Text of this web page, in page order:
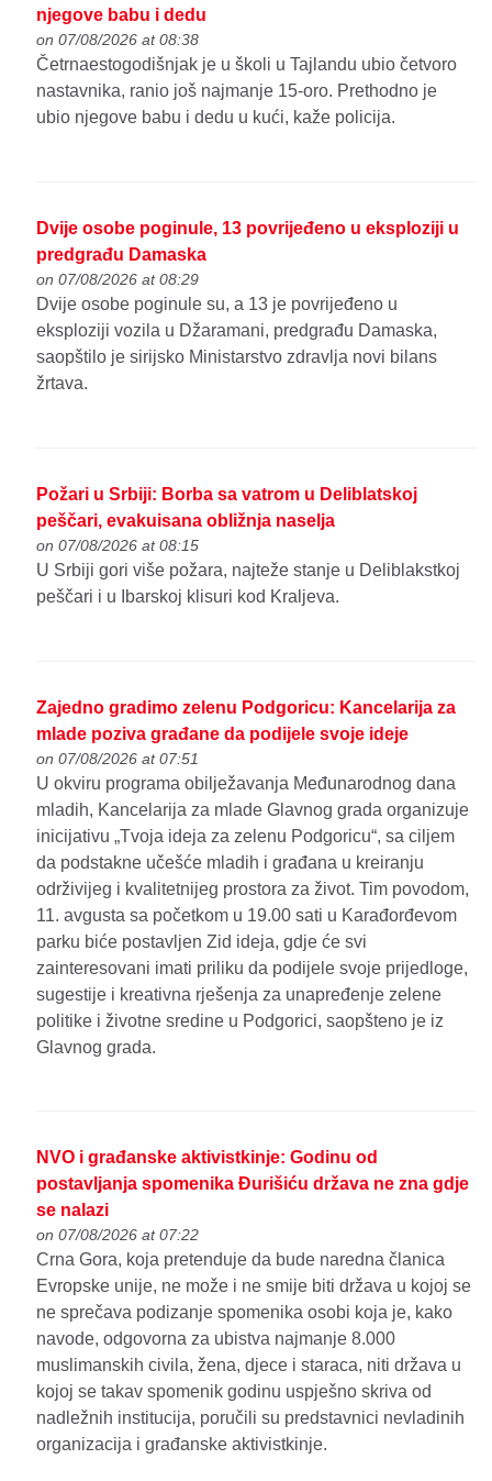
njegove babu i dedu
on 07/08/2026 at 08:38
Četrnaestogodišnjak je u školi u Tajlandu ubio četvoro
nastavnika, ranio još najmanje 15-oro. Prethodno je
ubio njegove babu i dedu u kući, kaže policija.
Dvije osobe poginule, 13 povrijeđeno u eksploziji u
predgrađu Damaska
on 07/08/2026 at 08:29
Dvije osobe poginule su, a 13 je povrijeđeno u
eksploziji vozila u Džaramani, predgrađu Damaska,
saopštilo je sirijsko Ministarstvo zdravlja novi bilans
žrtava.
Požari u Srbiji: Borba sa vatrom u Deliblatskoj
peščari, evakuisana obližnja naselja
on 07/08/2026 at 08:15
U Srbiji gori više požara, najteže stanje u Deliblakstkoj
peščari i u Ibarskoj klisuri kod Kraljeva.
Zajedno gradimo zelenu Podgoricu: Kancelarija za
mlade poziva građane da podijele svoje ideje
on 07/08/2026 at 07:51
U okviru programa obilježavanja Međunarodnog dana
mladih, Kancelarija za mlade Glavnog grada organizuje
inicijativu „Tvoja ideja za zelenu Podgoricu“, sa ciljem
da podstakne učešće mladih i građana u kreiranju
održivijeg i kvalitetnijeg prostora za život. Tim povodom,
11. avgusta sa početkom u 19.00 sati u Karađorđevom
parku biće postavljen Zid ideja, gdje će svi
zainteresovani imati priliku da podijele svoje prijedloge,
sugestije i kreativna rješenja za unapređenje zelene
politike i životne sredine u Podgorici, saopšteno je iz
Glavnog grada.
NVO i građanske aktivistkinje: Godinu od
postavljanja spomenika Đurišiću država ne zna gdje
se nalazi
on 07/08/2026 at 07:22
Crna Gora, koja pretenduje da bude naredna članica
Evropske unije, ne može i ne smije biti država u kojoj se
ne sprečava podizanje spomenika osobi koja je, kako
navode, odgovorna za ubistva najmanje 8.000
muslimanskih civila, žena, djece i staraca, niti država u
kojoj se takav spomenik godinu uspješno skriva od
nadležnih institucija, poručili su predstavnici nevladinih
organizacija i građanske aktivistkinje.